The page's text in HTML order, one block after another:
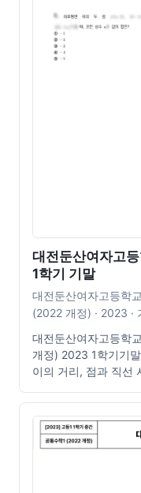
대전둔산여자고
1학기 기말
대전둔산여자고등학
(2022 개정) · 2023 ·
대전둔산여자고등학
개정) 2023 1학기기
이의 거리, 점과 직선